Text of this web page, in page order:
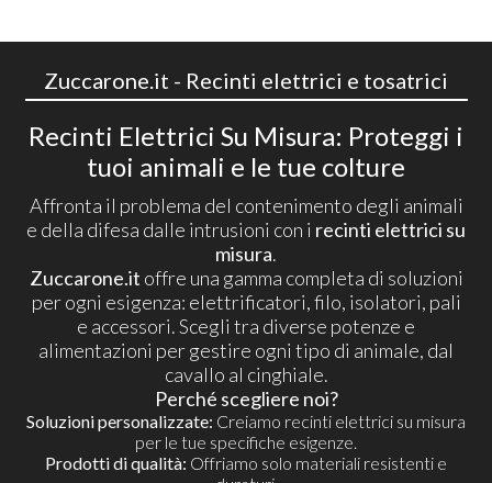
Zuccarone.it - Recinti elettrici e tosatrici
Recinti Elettrici Su Misura: Proteggi i
tuoi animali e le tue colture
Affronta il problema del contenimento degli animali
e della difesa dalle intrusioni con i recinti elettrici su
misura.
Zuccarone.it offre una gamma completa di soluzioni
per ogni esigenza: elettrificatori, filo, isolatori, pali
e accessori. Scegli tra diverse potenze e
alimentazioni per gestire ogni tipo di animale, dal
cavallo al cinghiale.
Perché scegliere noi?
Soluzioni personalizzate: Creiamo recinti elettrici su misura
per le tue specifiche esigenze.
Prodotti di qualità: Offriamo solo materiali resistenti e